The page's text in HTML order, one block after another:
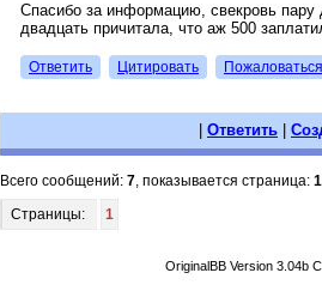
Спасибо за информацию, свекровь пару
двадцать причитала, что аж 500
Ответить Цитировать Пожаловаться
| Ответить |
Всего сообщений: 7 , показывается страница: 1
Страницы:
1
OriginalBB Version 3.04b